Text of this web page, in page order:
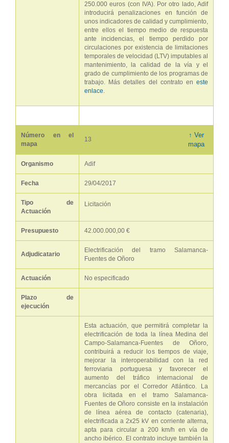
250.000 euros (con IVA). Por otro lado, Adif
introducirá penalizaciones en función de
unos indicadores de calidad y cumplimiento,
entre ellos el tiempo medio de respuesta
ante incidencias, el tiempo perdido por
circulaciones por existencia de limitaciones
temporales de velocidad (LTV) imputables al
mantenimiento, la calidad de la vía y el
grado de cumplimiento de los programas de
trabajo. Más detalles del contrato en este
enlace.
Número en el
mapa
13
↑ Ver
mapa
Organismo Adif
Fecha 29/04/2017
Tipo de
Actuación
Licitación
Presupuesto 42.000.000,00 €
Adjudicatario
Electrificación del tramo Salamanca-
Fuentes de Oñoro
Actuación No especificado
Plazo de
ejecución
Esta actuación, que permitirá completar la
electrificación de toda la línea Medina del
Campo-Salamanca-Fuentes de Oñoro,
contribuirá a reducir los tiempos de viaje,
mejorar la interoperabilidad con la red
ferroviaria portuguesa y favorecer el
aumento del tráfico internacional de
mercancías por el Corredor Atlántico. La
obra licitada en el tramo Salamanca-
Fuentes de Oñoro consiste en la instalación
de línea aérea de contacto (catenaria),
electrificada a 2x25 kV en corriente alterna,
apta para circular a 200 km/h en vía de
ancho ibérico. El contrato incluye también la